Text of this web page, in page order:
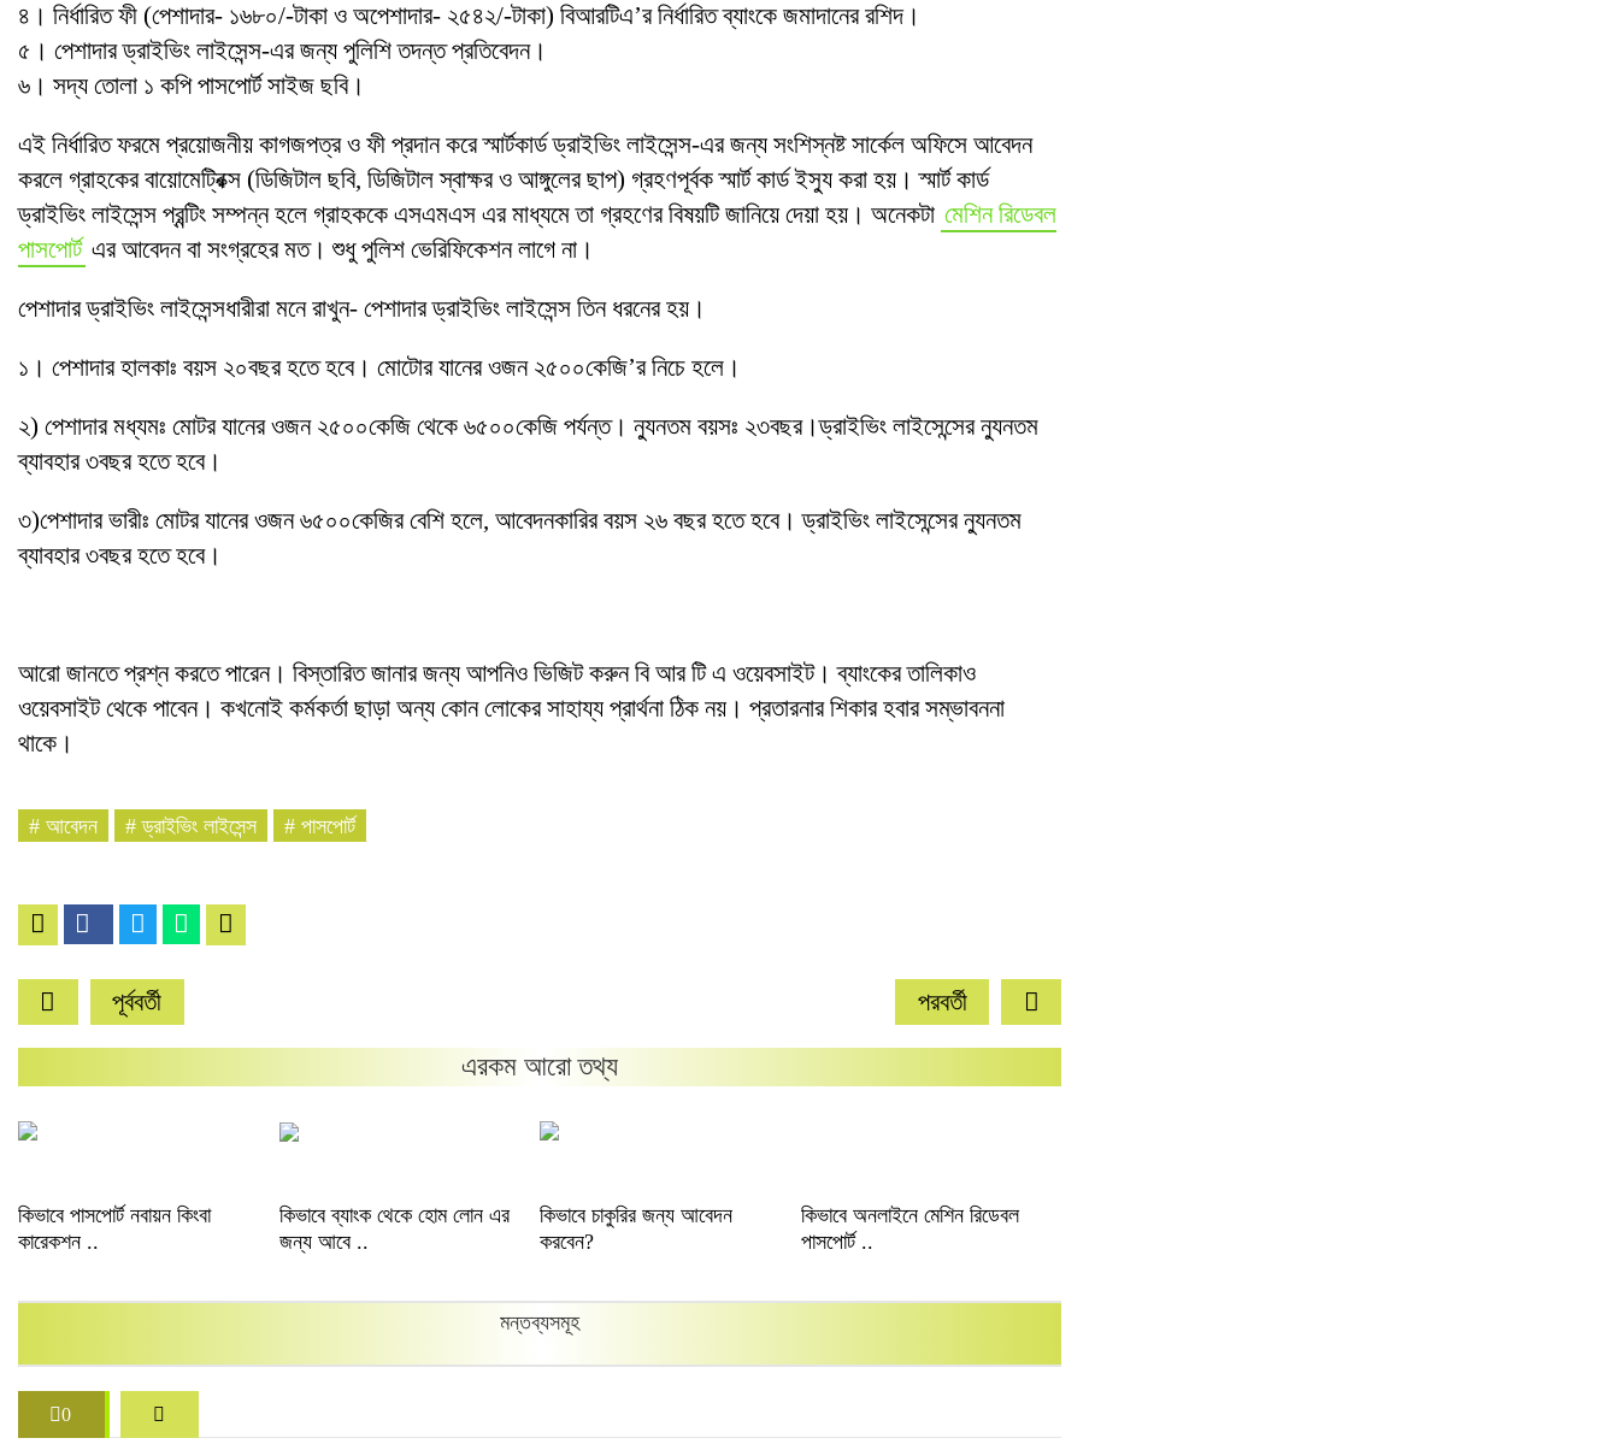
৪। নির্ধারিত ফী (পেশাদার- ১৬৮০/-টাকা ও অপেশাদার- ২৫৪২/-টাকা) বিআরটিএ’র নির্ধারিত ব্যাংকে জমাদানের রশিদ।
৫। পেশাদার ড্রাইভিং লাইসেন্স-এর জন্য পুলিশি তদন্ত প্রতিবেদন।
৬। সদ্য তোলা ১ কপি পাসপোর্ট সাইজ ছবি।
এই নির্ধারিত ফরমে প্রয়োজনীয় কাগজপত্র ও ফী প্রদান করে স্মার্টকার্ড ড্রাইভিং লাইসেন্স-এর জন্য সংশিস্নষ্ট সার্কেল অফিসে আবেদন
করলে গ্রাহকের বায়োমেট্রিক্স (ডিজিটাল ছবি, ডিজিটাল স্বাক্ষর ও আঙ্গুলের ছাপ) গ্রহণপূর্বক স্মার্ট কার্ড ইস্যু করা হয়। স্মার্ট কার্ড
ড্রাইভিং লাইসেন্স প্রন্টিং সম্পন্ন হলে গ্রাহককে এসএমএস এর মাধ্যমে তা গ্রহণের বিষয়টি জানিয়ে দেয়া হয়। অনেকটা মেশিন রিডেবল
পাসপোর্ট এর আবেদন বা সংগ্রহের মত। শুধু পুলিশ ভেরিফিকেশন লাগে না।
পেশাদার ড্রাইভিং লাইসেন্সধারীরা মনে রাখুন- পেশাদার ড্রাইভিং লাইসেন্স তিন ধরনের হয়।
১। পেশাদার হালকাঃ বয়স ২০বছর হতে হবে। মোটোর যানের ওজন ২৫০০কেজি’র নিচে হলে।
২) পেশাদার মধ্যমঃ মোটর যানের ওজন ২৫০০কেজি থেকে ৬৫০০কেজি পর্যন্ত। ন্যুনতম বয়সঃ ২৩বছর।ড্রাইভিং লাইসেন্সের ন্যুনতম
ব্যাবহার ৩বছর হতে হবে।
৩)পেশাদার ভারীঃ মোটর যানের ওজন ৬৫০০কেজির বেশি হলে, আবেদনকারির বয়স ২৬ বছর হতে হবে। ড্রাইভিং লাইসেন্সের ন্যুনতম
ব্যাবহার ৩বছর হতে হবে।
আরো জানতে প্রশ্ন করতে পারেন। বিস্তারিত জানার জন্য আপনিও ভিজিট করুন বি আর টি এ ওয়েবসাইট। ব্যাংকের তালিকাও
ওয়েবসাইট থেকে পাবেন। কখনোই কর্মকর্তা ছাড়া অন্য কোন লোকের সাহায্য প্রার্থনা ঠিক নয়। প্রতারনার শিকার হবার সম্ভাবননা
থাকে।
#আবেদন #ড্রাইভিং লাইসেন্স #পাসপোর্ট
পূর্ববর্তী পরবর্তী
এরকম আরো তথ্য
কিভাবে পাসপোর্ট নবায়ন কিংবা
কারেকশন ..
কিভাবে ব্যাংক থেকে হোম লোন এর
জন্য আবে ..
কিভাবে চাকুরির জন্য আবেদন
করবেন?
কিভাবে অনলাইনে মেশিন রিডেবল
পাসপোর্ট ..
মন্তব্যসমূহ
0